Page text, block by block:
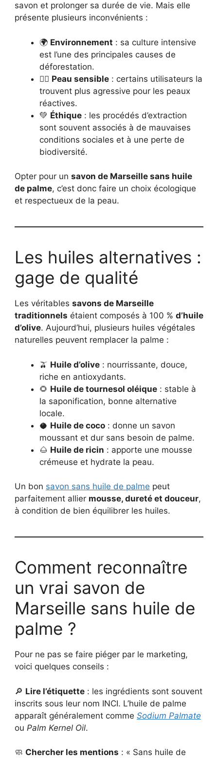
savon et prolonger sa durée de vie. Mais elle
présente plusieurs inconvénients :
🌍 Environnement : sa culture intensive
est l’une des principales causes de
déforestation.
👨‍⚕️ Peau sensible : certains utilisateurs la
trouvent plus agressive pour les peaux
réactives.
💚 Éthique : les procédés d’extraction
sont souvent associés à de mauvaises
conditions sociales et à une perte de
biodiversité.
Opter pour un savon de Marseille sans huile
de palme, c’est donc faire un choix écologique
et respectueux de la peau.
Les huiles alternatives :
gage de qualité
Les véritables savons de Marseille
traditionnels étaient composés à 100 % d’huile
d’olive. Aujourd’hui, plusieurs huiles végétales
naturelles peuvent remplacer la palme :
🫒 Huile d’olive : nourrissante, douce,
riche en antioxydants.
🌻 Huile de tournesol oléique : stable à
la saponification, bonne alternative
locale.
🥥 Huile de coco : donne un savon
moussant et dur sans besoin de palme.
🌰 Huile de ricin : apporte une mousse
crémeuse et hydrate la peau.
Un bon savon sans huile de palme peut
parfaitement allier mousse, dureté et douceur,
à condition de bien équilibrer les huiles.
Comment reconnaître
un vrai savon de
Marseille sans huile de
palme ?
Pour ne pas se faire piéger par le marketing,
voici quelques conseils :
🔎 Lire l’étiquette : les ingrédients sont souvent
inscrits sous leur nom INCI. L’huile de palme
apparaît généralement comme Sodium Palmate
ou Palm Kernel Oil.
🧼 Chercher les mentions : « Sans huile de